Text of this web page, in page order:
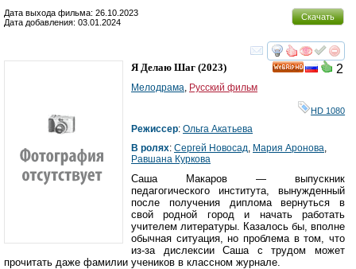
Скачать
Дата выхода фильма: 26.10.2023
Дата добавления: 03.01.2024
смотреть
2
Я Делаю Шаг (2023)
Мелодрама Русский фильм
HD 1080
Режиссер: Ольга Акатьева
В ролях: Сергей Новосад Мария Аронова
Равшана Куркова
Саша Макаров — выпускник
педагогического института, вынужденный
после получения диплома вернуться в
свой родной город и начать работать
учителем литературы. Казалось бы, вполне
обычная ситуация, но проблема в том, что
из-за дислексии Саша с трудом может
прочитать даже фамилии учеников в классном журнале.